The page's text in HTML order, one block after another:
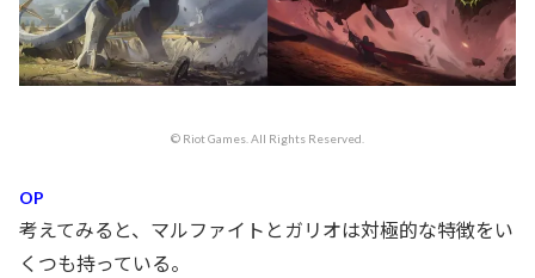
© Riot Games. All Rights Reserved.
OP
考えてみると、マルファイトとガリオは対極的な特徴をい
くつも持っている。